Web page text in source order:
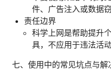
件、广告注入或数据窃
责任边界
科学上网是帮助提升
具，不应用于违法活动
七、使用中的常见坑点与解